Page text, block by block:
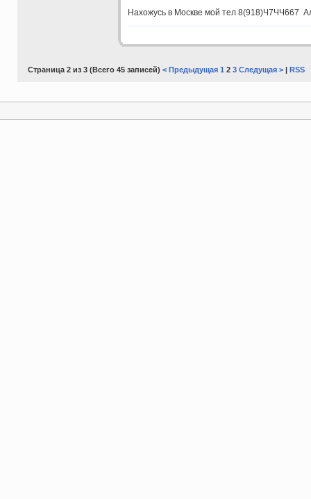
Нахожусь в Москве мой тел 8(918)Ч7ЧЧ667
Страница 2 из 3 (Всего 45 записей) < Предыдущая 1 2 3 Следущая >| RSS